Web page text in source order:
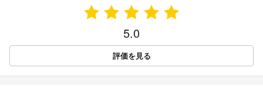
5.0
評価を見る